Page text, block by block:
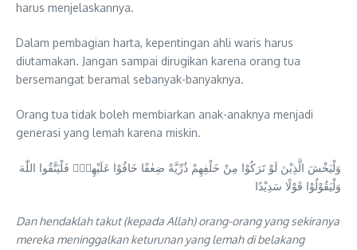
harus menjelaskannya.
Dalam pembagian harta, kepentingan ahli waris harus
diutamakan. Jangan sampai dirugikan karena orang tua
bersemangat beramal sebanyak-banyaknya.
Orang tua tidak boleh membiarkan anak-anaknya menjadi
generasi yang lemah karena miskin.
وَلْيَخْشَ الَّذِيْنَ لَوْ تَرَكُوْا مِنْ خَلْفِهِمْ ذُرِّيَّةً ضِعٰفًا خَافُوْا عَلَيْهِمْۖ فَلْيَتَّقُوا اللّٰهَ
وَلْيَقُوْلُوْا قَوْلًا سَدِيْدًا
Dan hendaklah takut (kepada Allah) orang-orang yang sekiranya
mereka meninggalkan keturunan yang lemah di belakang